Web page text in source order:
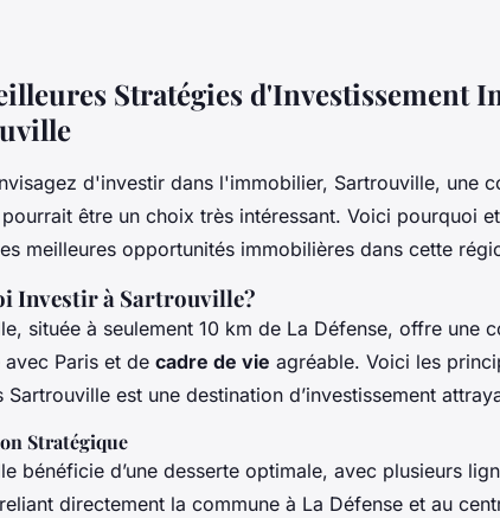
Stratégies d'Investissement
d'investir dans l'immobilier, Sartrouville, une
être un choix très intéressant. Voici pourquoi
meilleures opportunités immobilières dans cette
Investir à Sartrouville?
située à seulement 10 km de La Défense, offre une
Paris et de cadre de vie agréable. Voici les
Sartrouville est une destination d’investissement
Stratégique
bénéficie d’une desserte optimale, avec plusieurs
directement la commune à La Défense et au